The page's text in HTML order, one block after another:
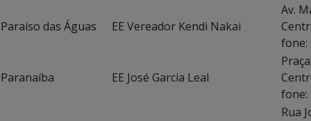
Paraíso das Águas EE Vereador Kendi Nakai
Av.
fone:
Paranaíba EE José Garcia Leal
fone:
Rua